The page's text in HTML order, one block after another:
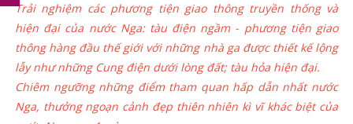
Trải nghiệm các phương tiện giao thông truyền thống và
hiện đại của nước Nga: tàu điện ngầm - phương tiện giao
thông hàng đầu thế giới với những nhà ga được thiết kế lộng
lẫy như những Cung điện dưới lòng đất; tàu hỏa hiện đại.
Chiêm ngưỡng những điểm tham quan hấp dẫn nhất nước
Nga, thưởng ngoạn cảnh đẹp thiên nhiên kì vĩ khác biệt của